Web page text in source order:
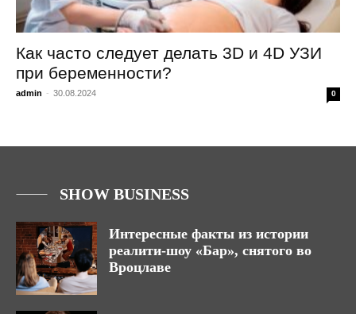
Как часто следует делать 3D и 4D УЗИ
при беременности?
admin - 30.08.2024 0
SHOW BUSINESS
Интересные факты из истории
реалити-шоу «Бар», снятого во
Вроцлаве